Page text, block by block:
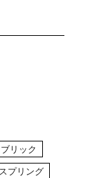
リック
プリング